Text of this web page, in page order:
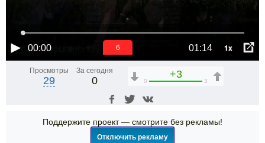
00:00 01:14 1x
5
Просмотры
29
За сегодня
0
+3
0 3
Поддержите проект — смотрите без рекламы!
Отключить рекламу